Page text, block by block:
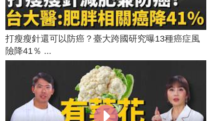
打瘦瘦針還可以防癌？臺大跨國研究曝13種癌症風
險降41％ ...